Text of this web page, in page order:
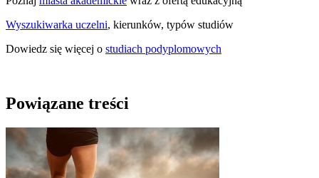
Wyszukiwarka uczelni, kierunków, typów studiów
Dowiedz się więcej o studiach podyplomowych
Powiązane treści